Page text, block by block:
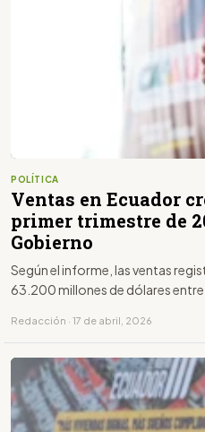
POLÍTICA
Ventas en Ecuador
primer trimestre de
Gobierno
Según el informe, las ventas
63.200 millones de dólares
Redacción · 17 de abril, 2026